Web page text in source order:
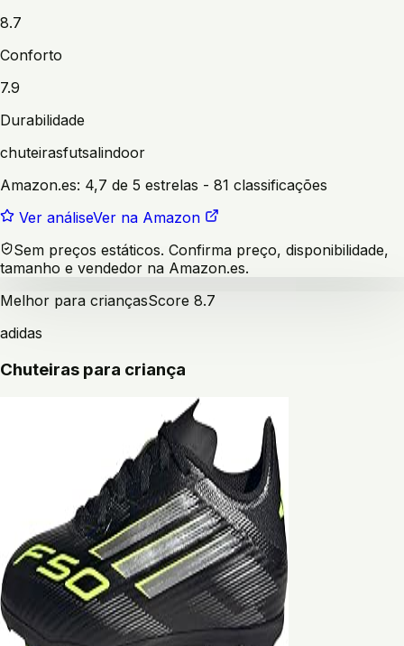
8.7
Conforto
7.9
Durabilidade
chuteirasfutsalindoor
Amazon.es: 4,7 de 5 estrelas - 81 classificações
Ver análiseVer na Amazon
Sem preços estáticos. Confirma preço, disponibilidade,
tamanho e vendedor na Amazon.es.
Melhor para criançasScore 8.7
adidas
Chuteiras para criança